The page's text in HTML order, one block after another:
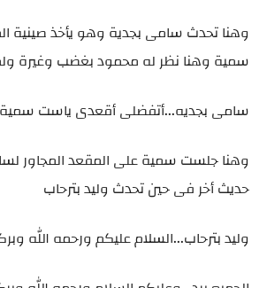
وهنا تحدث سامى بجدية وهو يأخذ صينية
سمية وهنا نظر له محمود بغضب وغيرة
سامى بجديه...أتفضلى أقعدى ياست سمية
وهنا جلست سمية على المقعد المجاور
حديث أخر فى حين تحدث وليد بترحاب
وليد بترحاب...السلام عليكم ورحمه الله